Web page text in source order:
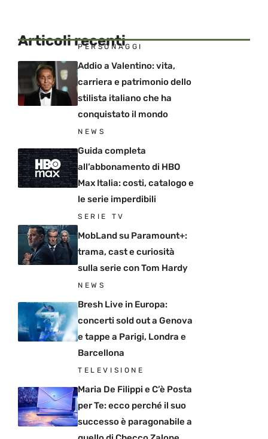
Articoli recenti
PERSONAGGI
Addio a Valentino: vita,
carriera e patrimonio dello
stilista italiano che ha
conquistato il mondo
NEWS
Guida completa
all’abbonamento di HBO
Max Italia: costi, catalogo e
le serie imperdibili
SERIE TV
MobLand su Paramount+:
trama, cast e curiosità
sulla serie con Tom Hardy
NEWS
Bresh Live in Europa:
concerti sold out a Genova
e tappe a Parigi, Londra e
Barcellona
TELEVISIONE
Maria De Filippi e C’è Posta
per Te: ecco perché il suo
successo è paragonabile a